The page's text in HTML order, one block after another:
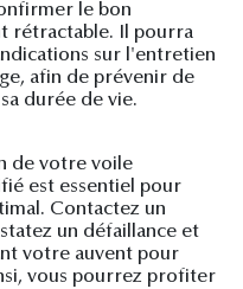
le bon
rétractable. Il pourra
sur l'entretien
afin de prévenir de
durée de vie.
de votre voile
est essentiel pour
Contactez un
un défaillance et
votre auvent pour
vous pourrez profiter